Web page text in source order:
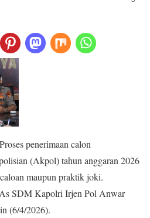
penerimaan calon
(Akpol) tahun anggaran 2026
maupun praktik joki.
SDM Kapolri Irjen Pol Anwar
(6/4/2026).